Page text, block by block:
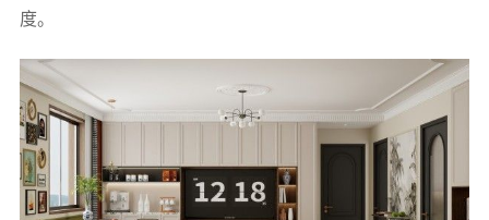
度。